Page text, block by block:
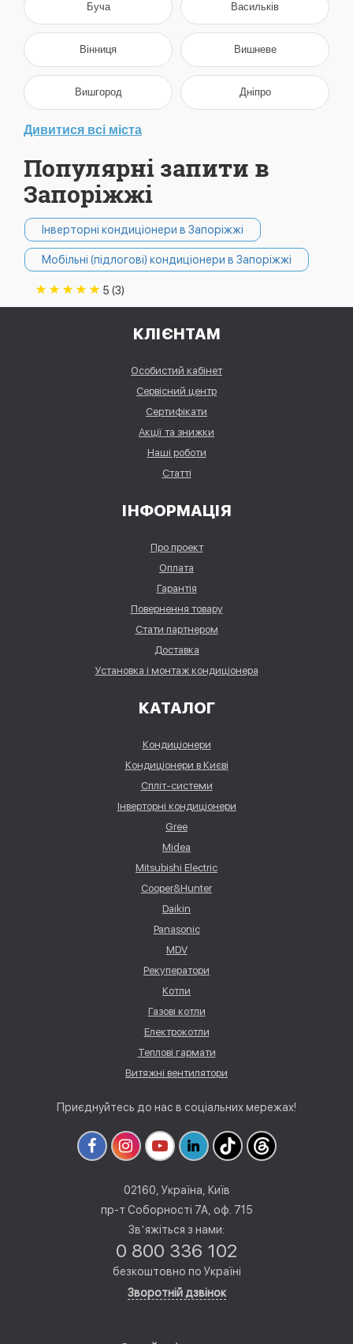
Буча Васильків
Вінниця Вишневе
Вишгород Дніпро
Дивитися всі міста
Популярні запити в
Запоріжжі
Інверторні кондиціонери в Запоріжжі
Мобільні (підлогові) кондиціонери в Запоріжжі
5 (3)
КЛІЄНТАМ
Особистий кабінет
Сервісний центр
Сертифікати
Акції та знижки
Наші роботи
Статті
ІНФОРМАЦІЯ
Про проект
Оплата
Гарантія
Повернення товару
Стати партнером
Доставка
Установка і монтаж кондиціонера
КАТАЛОГ
Кондиціонери
Кондиціонери в Києві
Спліт-системи
Інверторні кондиціонери
Gree
Midea
Mitsubishi Electric
Cooper&Hunter
Daikin
Panasonic
MDV
Рекуператори
Котли
Газові котли
Електрокотли
Теплові гармати
Витяжні вентилятори
Приєднуйтесь до нас в соціальних мережах!
02160, Україна, Київ
пр-т Соборності 7А, оф. 715
Звʼяжіться з нами:
0 800 336 102
безкоштовно по Україні
Зворотній дзвінок